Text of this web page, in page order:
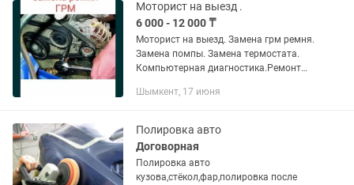
Моторист на выезд .
6 000 - 12 000 ₸
Моторист на выезд. Замена грм ремня.
Замена помпы. Замена термостата.
Компьютерная диагностика.Ремонт
коробки. Замена вакуума. Замена трос
Шымкент, 17 июня
Полировка авто
Договорная
Полировка авто
кузова,стёкол,фар,полировка после